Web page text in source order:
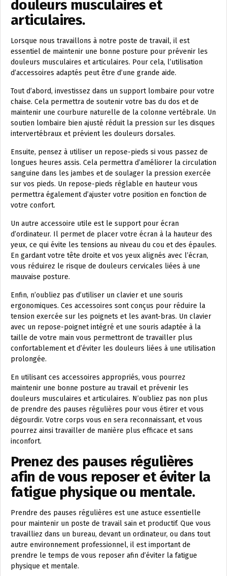
douleurs musculaires et
articulaires.
Lorsque nous travaillons à notre poste de travail, il est
essentiel de maintenir une bonne posture pour prévenir les
douleurs musculaires et articulaires. Pour cela, l’utilisation
d’accessoires adaptés peut être d’une grande aide.
Tout d’abord, investissez dans un support lombaire pour votre
chaise. Cela permettra de soutenir votre bas du dos et de
maintenir une courbure naturelle de la colonne vertébrale. Un
soutien lombaire bien ajusté réduit la pression sur les disques
intervertébraux et prévient les douleurs dorsales.
Ensuite, pensez à utiliser un repose-pieds si vous passez de
longues heures assis. Cela permettra d’améliorer la circulation
sanguine dans les jambes et de soulager la pression exercée
sur vos pieds. Un repose-pieds réglable en hauteur vous
permettra également d’ajuster votre position en fonction de
votre confort.
Un autre accessoire utile est le support pour écran
d’ordinateur. Il permet de placer votre écran à la hauteur des
yeux, ce qui évite les tensions au niveau du cou et des épaules.
En gardant votre tête droite et vos yeux alignés avec l’écran,
vous réduirez le risque de douleurs cervicales liées à une
mauvaise posture.
Enfin, n’oubliez pas d’utiliser un clavier et une souris
ergonomiques. Ces accessoires sont conçus pour réduire la
tension exercée sur les poignets et les avant-bras. Un clavier
avec un repose-poignet intégré et une souris adaptée à la
taille de votre main vous permettront de travailler plus
confortablement et d’éviter les douleurs liées à une utilisation
prolongée.
En utilisant ces accessoires appropriés, vous pourrez
maintenir une bonne posture au travail et prévenir les
douleurs musculaires et articulaires. N’oubliez pas non plus
de prendre des pauses régulières pour vous étirer et vous
dégourdir. Votre corps vous en sera reconnaissant, et vous
pourrez ainsi travailler de manière plus efficace et sans
inconfort.
Prenez des pauses régulières
afin de vous reposer et éviter la
fatigue physique ou mentale.
Prendre des pauses régulières est une astuce essentielle
pour maintenir un poste de travail sain et productif. Que vous
travailliez dans un bureau, devant un ordinateur, ou dans tout
autre environnement professionnel, il est important de
prendre le temps de vous reposer afin d’éviter la fatigue
physique et mentale.